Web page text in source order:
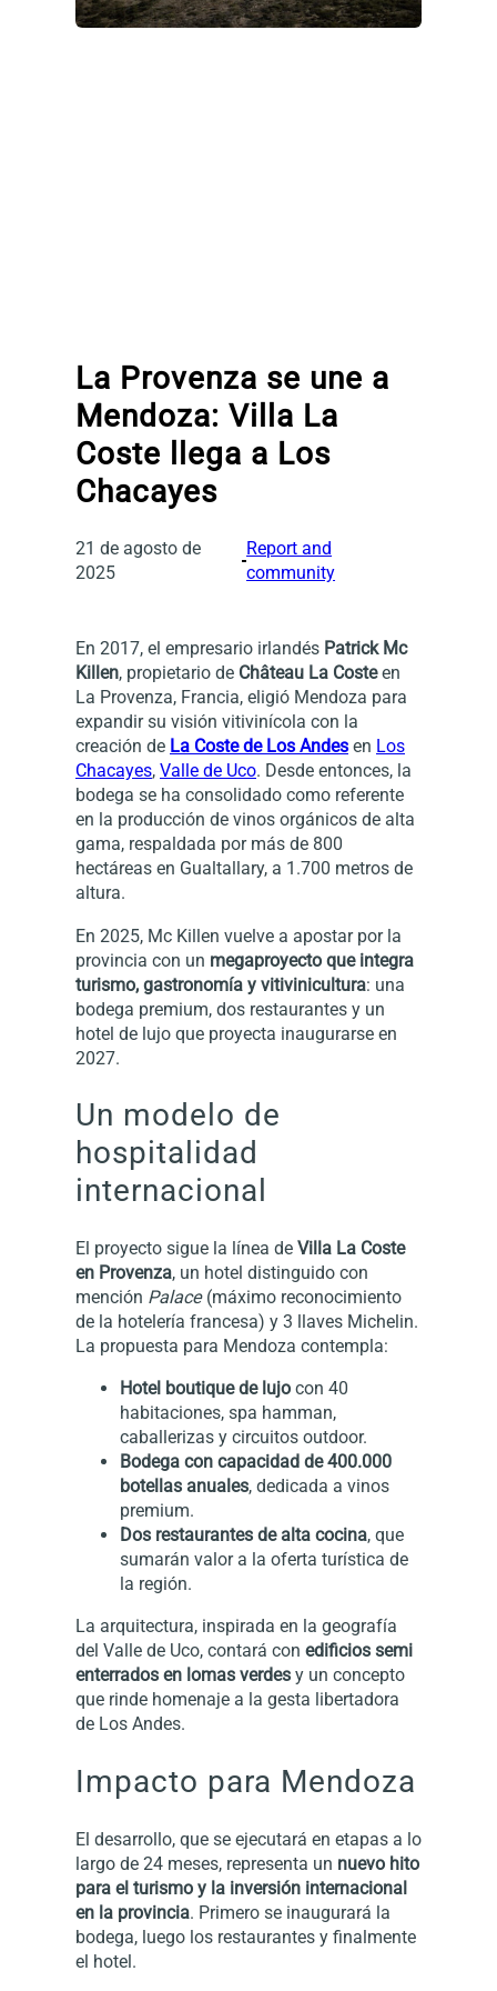
La Provenza se une a
Mendoza: Villa La
Coste llega a Los
Chacayes
21 de agosto de
2025
Report and
community
En 2017, el empresario irlandés Patrick Mc
Killen, propietario de Château La Costeen
La Provenza, Francia, eligió Mendoza para
expandir su visión vitivinícola con la
creación de La Coste de Los Andes en Los
Chacayes, Valle de Uco. Desde entonces, la
bodega se ha consolidado como referente
en la producción de vinos orgánicos de alta
gama, respaldada por más de 800
hectáreas en Gualtallary, a 1.700 metros de
altura.
En 2025, Mc Killen vuelve a apostar por la
provincia con un megaproyecto que integra
turismo, gastronomía y vitivinicultura: una
bodega premium, dos restaurantes y un
hotel de lujo que proyecta inaugurarse en
2027.
Un modelo de
hospitalidad
internacional
El proyecto sigue la línea de Villa La Coste
en Provenza, un hotel distinguido con
mención Palace(máximo reconocimiento
de la hotelería francesa) y 3 llaves Michelin.
La propuesta para Mendoza contempla:
Hotel boutique de lujo con 40
habitaciones, spa hamman,
caballerizas y circuitos outdoor.
Bodega con capacidad de 400.000
botellas anuales, dedicada a vinos
premium.
Dos restaurantes de alta cocina, que
sumarán valor a la oferta turística de
la región.
La arquitectura, inspirada en la geografía
del Valle de Uco, contará con edificios semi
enterrados en lomas verdes y un concepto
que rinde homenaje a la gesta libertadora
de Los Andes.
Impacto para Mendoza
El desarrollo, que se ejecutará en etapas a lo
largo de 24 meses, representa un nuevo hito
para el turismo y la inversión internacional
en la provincia. Primero se inaugurará la
bodega, luego los restaurantes y finalmente
el hotel.